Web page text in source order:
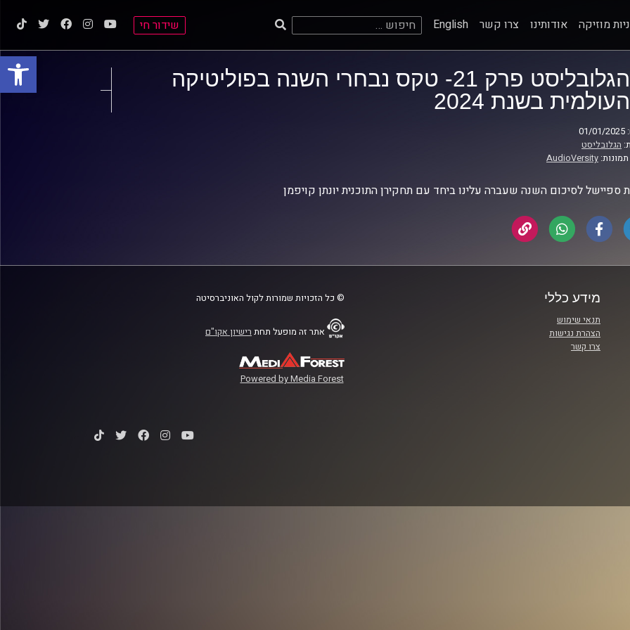
פתח
מוזיקה אודותינו צרו קשר English חיפוש: שידור חי
הגלובליסט פרק 21- טקס נבחרי השנה בפוליטיקה
העולמית בשנת 2024
הגלובליסט
AudioVersity
ספיישל לסיכום השנה שעברה עלינו ביחד עם תחקירן התוכנית יונתן קויפמן
מידע כללי
תנאי שימוש
הצהרת נגישות
צרו קשר
© כל הזכויות שמורות לקול האוניברסיטה
אתר זה מופעל תחת רישיון אקו"ם
Powered by Media Forest